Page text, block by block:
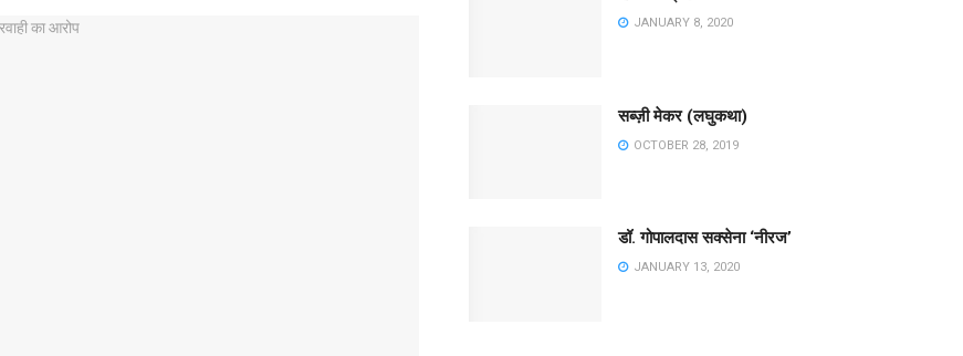
JANUARY 8, 2020
सब्ज़ी मेकर (लघुकथा)
OCTOBER 28, 2019
डॉ. गोपालदास सक्सेना ‘नीरज’
JANUARY 13, 2020